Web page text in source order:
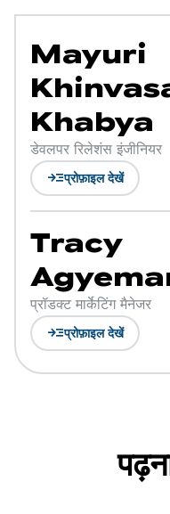
Mayuri
Khabya
डेवलपर रिलेशंस इंजीनियर
read_moreप्रोफ़ाइल देखें
Tracy
प्रॉडक्ट मार्केटिंग मैनेजर
read_moreप्रोफ़ाइल देखें